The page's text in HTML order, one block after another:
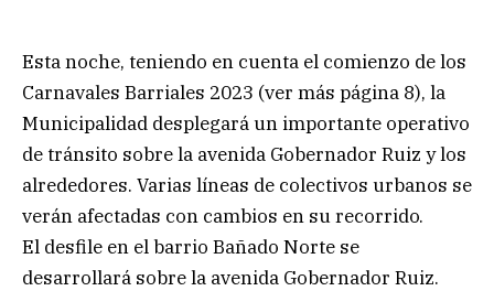
Esta noche, teniendo en cuenta el comienzo de los
Carnavales Barriales 2023 (ver más página 8), la
Municipalidad desplegará un importante operativo
de tránsito sobre la avenida Gobernador Ruiz y los
alrededores. Varias líneas de colectivos urbanos se
verán afectadas con cambios en su recorrido.
El desfile en el barrio Bañado Norte se
desarrollará sobre la avenida Gobernador Ruiz.